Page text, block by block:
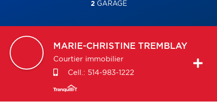
2GARAGE
MARIE-CHRISTINE TREMBLAY
Courtier immobilier
Cell.: 514-983-1222